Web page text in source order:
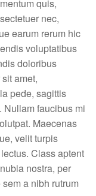
quis,
nec,
earum rerum hic
voluptatibus
doloribus
amet,
pede, sagittis
Nullam faucibus mi
Maecenas
velit turpis
Class aptent
nostra, per
a nibh rutrum